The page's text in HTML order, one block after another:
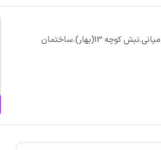
آدرس:اصفهان.چهارراه پلیس.توحید میانی.نبش کوچه 13(بهار).ساختمان